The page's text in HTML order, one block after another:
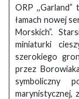
ORP
łamach nowej
Morskich”.
miniaturki
szerokiego
przez
symboliczny
marynistycznej,